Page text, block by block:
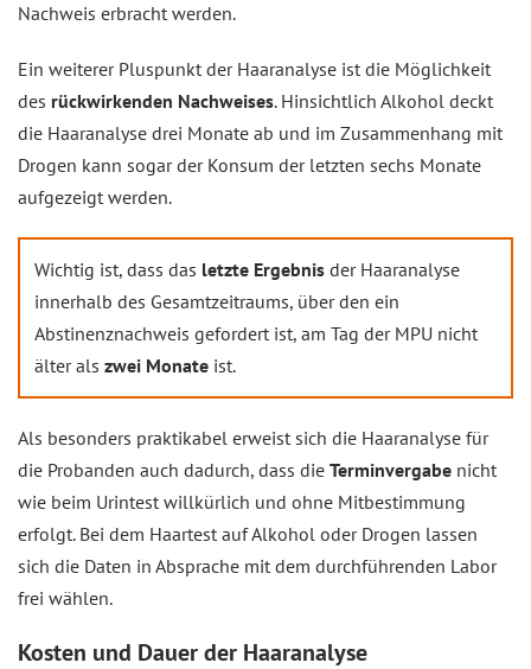
Nachweis erbracht werden.
Ein weiterer Pluspunkt der Haaranalyse ist die Möglichkeit
des rückwirkenden Nachweises. Hinsichtlich Alkohol deckt
die Haaranalyse drei Monate ab und im Zusammenhang mit
Drogen kann sogar der Konsum der letzten sechs Monate
aufgezeigt werden.
Wichtig ist, dass das letzte Ergebnis der Haaranalyse
innerhalb des Gesamtzeitraums, über den ein
Abstinenznachweis gefordert ist, am Tag der MPU nicht
älter als zwei Monate ist.
Als besonders praktikabel erweist sich die Haaranalyse für
die Probanden auch dadurch, dass die Terminvergabe nicht
wie beim Urintest willkürlich und ohne Mitbestimmung
erfolgt. Bei dem Haartest auf Alkohol oder Drogen lassen
sich die Daten in Absprache mit dem durchführenden Labor
frei wählen.
Kosten und Dauer der Haaranalyse